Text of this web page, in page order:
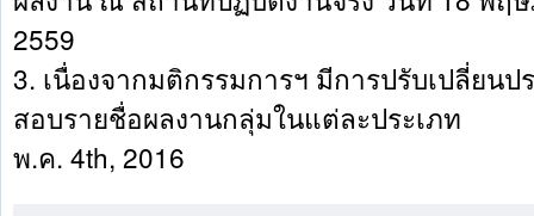
2559
3. เนื่องจากมติกรรมการฯ มีการปรับเปลี่ยน
สอบรายชื่อผลงานกลุ่มในแต่ละประเภท
พ.ค. 4th, 2016